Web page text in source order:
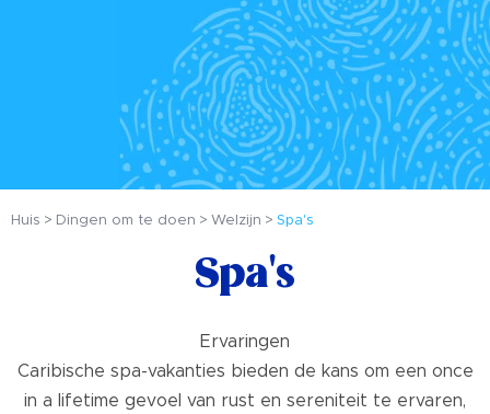
Huis Dingen om te doen Welzijn Spa's
Spa's
Ervaringen
Caribische spa-vakanties bieden de kans om een once
in a lifetime gevoel van rust en sereniteit te ervaren,